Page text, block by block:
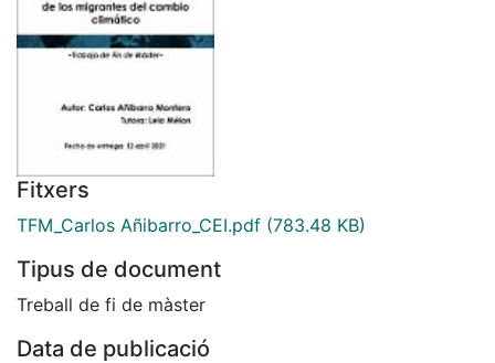
Fitxers
TFM_Carlos Añibarro_CEI.pdf (783.48 KB)
Tipus de document
Treball de fi de màster
Data de publicació